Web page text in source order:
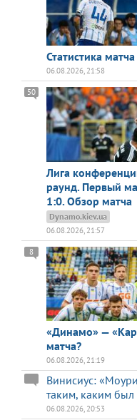
Статистика
06.08.2026, 21:58
Лига
раунд. Первый
1:0. Обзор матча
50
Dynamo.kiev.ua
06.08.2026, 21:57
«Динамо» —
матча?
8
06.08.2026, 21:19
Винисиус:
таким, каким был
06.08.2026, 20:53